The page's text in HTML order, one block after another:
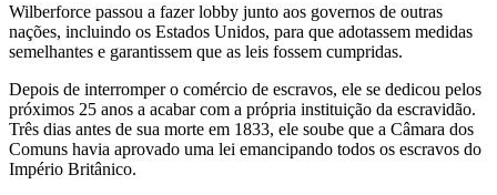
Wilberforce passou a fazer lobby junto aos governos de outras
nações, incluindo os Estados Unidos, para que adotassem medidas
semelhantes e garantissem que as leis fossem cumpridas.
Depois de interromper o comércio de escravos, ele se dedicou pelos
próximos 25 anos a acabar com a própria instituição da escravidão.
Três dias antes de sua morte em 1833, ele soube que a Câmara dos
Comuns havia aprovado uma lei emancipando todos os escravos do
Império Britânico.